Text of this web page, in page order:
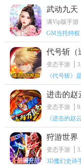
武动九天
满Vip版手游
GM当托特权
代号斩（
变态手游
进击的赵
变态手游
《进击的赵
狩游世界
变态手游
3D魔幻史诗